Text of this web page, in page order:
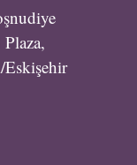
Eskişehir